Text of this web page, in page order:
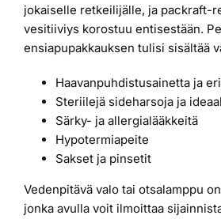
jokaiselle retkeilijälle, ja packraft-
vesitiiviys korostuu entisestään.
ensiapupakkauksen tulisi sisältää
Haavanpuhdistusainetta ja
Steriilejä sideharsoja ja
Särky- ja allergialääkkeitä
Hypotermiapeite
Sakset ja pinsetit
Vedenpitävä valo tai otsalamppu
jonka avulla voit ilmoittaa